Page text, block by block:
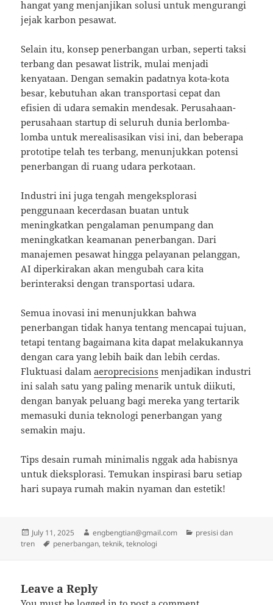
hangat yang menjanjikan solusi untuk mengurangi
jejak karbon pesawat.
Selain itu, konsep penerbangan urban, seperti taksi
terbang dan pesawat listrik, mulai menjadi
kenyataan. Dengan semakin padatnya kota-kota
besar, kebutuhan akan transportasi cepat dan
efisien di udara semakin mendesak. Perusahaan-
perusahaan startup di seluruh dunia berlomba-
lomba untuk merealisasikan visi ini, dan beberapa
prototipe telah tes terbang, menunjukkan potensi
penerbangan di ruang udara perkotaan.
Industri ini juga tengah mengeksplorasi
penggunaan kecerdasan buatan untuk
meningkatkan pengalaman penumpang dan
meningkatkan keamanan penerbangan. Dari
manajemen pesawat hingga pelayanan pelanggan,
AI diperkirakan akan mengubah cara kita
berinteraksi dengan transportasi udara.
Semua inovasi ini menunjukkan bahwa
penerbangan tidak hanya tentang mencapai tujuan,
tetapi tentang bagaimana kita dapat melakukannya
dengan cara yang lebih baik dan lebih cerdas.
Fluktuasi dalamaeroprecisions menjadikan industri
ini salah satu yang paling menarik untuk diikuti,
dengan banyak peluang bagi mereka yang tertarik
memasuki dunia teknologi penerbangan yang
semakin maju.
Tips desain rumah minimalis nggak ada habisnya
untuk dieksplorasi. Temukan inspirasi baru setiap
hari supaya rumah makin nyaman dan estetik!
Posted
on
July 11, 2025 Author
engbengtian@gmail.com Categories
presisi dan
tren
Tags
penerbangan,teknik,teknologi
Leave a Reply